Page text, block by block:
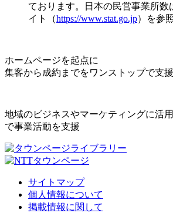
ております。日本の民営事業所数
イト（https://www.stat.go.jp）を参
ホームページを起点に
集客から成約までをワンストップで支援
地域のビジネスやマーケティングに活
で事業活動を支援
サイトマップ
個人情報について
掲載情報に関して